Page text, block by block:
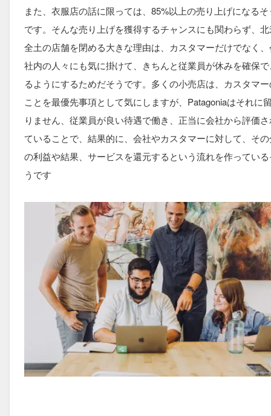
また、衣服店の話に限っては、85%以上の売り上げになるそ
です。そんな売り上げを獲得するチャンスにも関わらず、
全土の店舗を閉める大きな理由は、カスタマーだけでなく
社内の人々にも気に掛けて、きちんと従業員が休みを確保
るようにするためだそうです。多くの小売店は、カスタマ
ことを最優先事項として気にしますが、Patagoniaはそれに
りません、従業員が良い待遇で働き、正当に会社から評価
ていることで、結果的に、会社やカスタマーに対して、そ
の利益や結果、サービスを還元するという流れを作ってい
うです